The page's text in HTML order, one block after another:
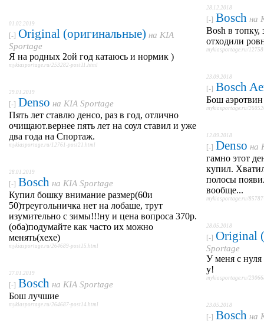
01.02.2019
[-] Original (оригинальные) на KIA
Sportage
Я на родных 2ой год катаюсь и нормик )
mykiasportage.ru/253282-post11.html
29.01.2019
[-] Denso на KIA Sportage
Пять лет ставлю денсо, раз в год, отлично
очищают.вернее пять лет на соул ставил и уже
два года на Спортаж.
mykiasportage.ru/12761-post21.html
28.01.2019
[-] Bosch на KIA Sportage
Купил бошку внимание размер(60и
50)треугольничка нет на лобаше, трут
изумительно с зимы!!!ну и цена вопроса 370р.
(оба)подумайте как часто их можно
менять(хехе)
mykiasportage.ru/264689-post15.html
27.01.2019
[-] Bosch на KIA Sportage
Бош лучшие
mykiasportage.ru/264687-post14.html
28.12.2018
[-] Bosch на
Bosh в топку,
отходили
mykiasportage.ru/
23.09.2018
[-] Bosch
Бош аэротвин
mykiasportage.ru/
12.09.2018
[-] Denso на
гамно этот
купил.
полосы
вообще...
mykiasportage.ru/
28.05.2018
[-] Original
Sportage
У меня с нуля
у!
mykiasportage.ru/
23.05.2018
[-] Bosch на